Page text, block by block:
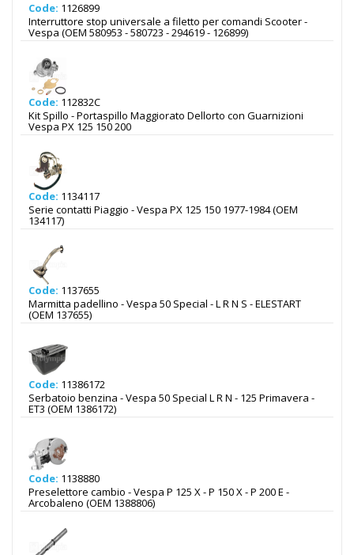
Code: 1126899
Interruttore stop universale a filetto per comandi Scooter -
Vespa (OEM 580953 - 580723 - 294619 - 126899)
Code: 112832C
Kit Spillo - Portaspillo Maggiorato Dellorto con Guarnizioni
Vespa PX 125 150 200
Code: 1134117
Serie contatti Piaggio - Vespa PX 125 150 1977-1984 (OEM
134117)
Code: 1137655
Marmitta padellino - Vespa 50 Special - L R N S - ELESTART
(OEM 137655)
Code: 11386172
Serbatoio benzina - Vespa 50 Special L R N - 125 Primavera -
ET3 (OEM 1386172)
Code: 1138880
Preselettore cambio - Vespa P 125 X - P 150 X - P 200 E -
Arcobaleno (OEM 1388806)